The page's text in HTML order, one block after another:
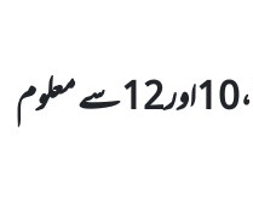
10، اور12سے معلوم